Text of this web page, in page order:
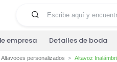
empresa Detalles de boda
Altavoces personalizados Altavoz